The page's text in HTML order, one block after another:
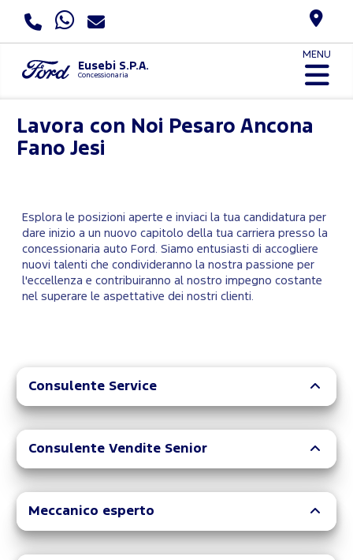
Eusebi S.P.A.
Concessionaria
MENU
Lavora con Noi Pesaro Ancona
Fano Jesi
Esplora le posizioni aperte e inviaci la tua candidatura per
dare inizio a un nuovo capitolo della tua carriera presso la
concessionaria auto Ford. Siamo entusiasti di accogliere
nuovi talenti che condivideranno la nostra passione per
l'eccellenza e contribuiranno al nostro impegno costante
nel superare le aspettative dei nostri clienti.
Consulente Service
Consulente Vendite Senior
Meccanico esperto